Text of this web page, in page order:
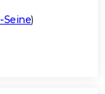
Seine)